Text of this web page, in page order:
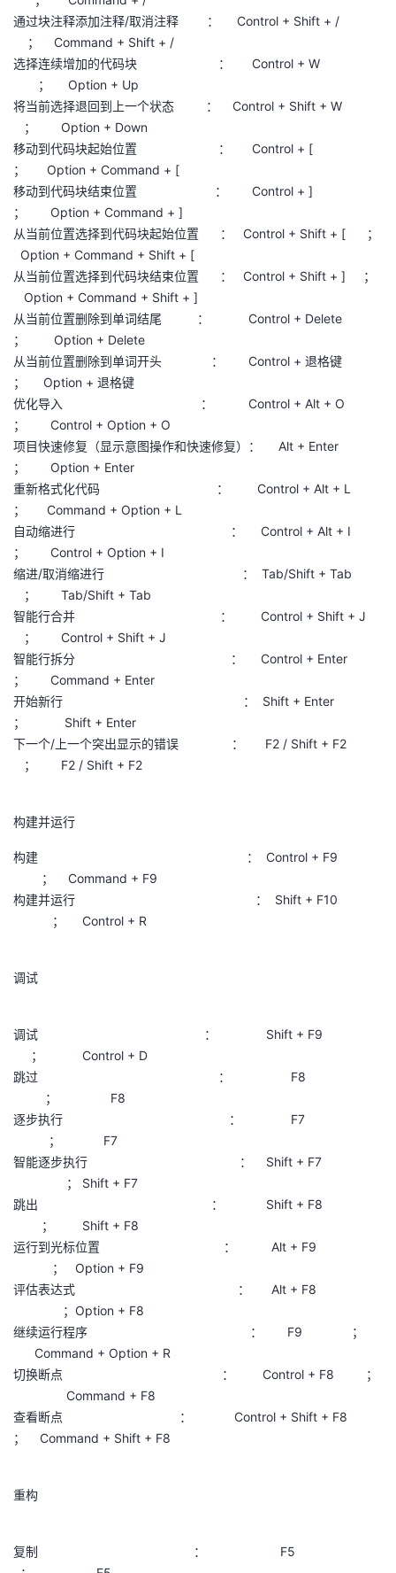
通过块注释添加注释/取消注释 ： Control + Shift + /
； Command + Shift + /
选择连续增加的代码块 ： Control + W
； Option + Up
将当前选择退回到上一个状态 ： Control + Shift + W
； Option + Down
移动到代码块起始位置 ： Control + [
； Option + Command + [
移动到代码块结束位置 ： Control + ]
； Option + Command + ]
从当前位置选择到代码块起始位置 ： Control + Shift + [ ；
Option + Command + Shift + [
从当前位置选择到代码块结束位置 ： Control + Shift + ] ；
Option + Command + Shift + ]
从当前位置删除到单词结尾 ： Control + Delete
； Option + Delete
从当前位置删除到单词开头 ： Control + 退格键
； Option + 退格键
优化导入 ： Control + Alt + O
； Control + Option + O
项目快速修复（显示意图操作和快速修复）： Alt + Enter
； Option + Enter
重新格式化代码 ： Control + Alt + L
； Command + Option + L
自动缩进行 ： Control + Alt + I
； Control + Option + I
缩进/取消缩进行 ： Tab/Shift + Tab
； Tab/Shift + Tab
智能行合并 ： Control + Shift + J
； Control + Shift + J
智能行拆分 ： Control + Enter
； Command + Enter
开始新行 ： Shift + Enter
； Shift + Enter
下一个/上一个突出显示的错误 ： F2 / Shift + F2
； F2 / Shift + F2
构建并运行
构建 ： Control + F9
； Command + F9
构建并运行 ： Shift + F10
； Control + R
调试
调试 ： Shift + F9
； Control + D
跳过 ： F8
； F8
逐步执行 ： F7
； F7
智能逐步执行 ： Shift + F7
； Shift + F7
跳出 ： Shift + F8
； Shift + F8
运行到光标位置 ： Alt + F9
； Option + F9
评估表达式 ： Alt + F8
；Option + F8
继续运行程序 ： F9 ；
Command + Option + R
切换断点 ： Control + F8 ；
Command + F8
查看断点 ： Control + Shift + F8
； Command + Shift + F8
重构
复制 ： F5